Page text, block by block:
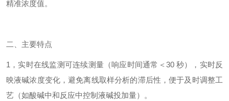
精准浓度值。
二、主要特点
1，实时在线监测可连续测量（响应时间通常＜30 秒），实时反
映液碱浓度变化，避免离线取样分析的滞后性，便于及时调整工
艺（如酸碱中和反应中控制液碱投加量）。